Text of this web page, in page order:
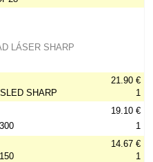
LÁSER SHARP
SHARP
21.90 €
1
19.10 €
1
14.67 €
1